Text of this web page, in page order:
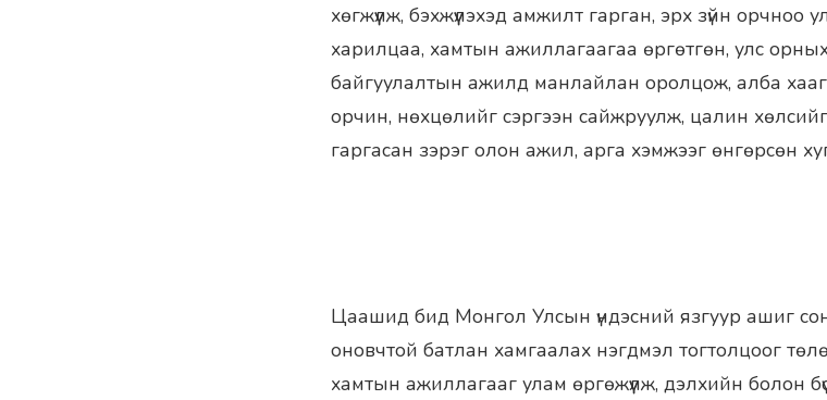
хөгжүүлж, бэхжүүлэхэд амжилт гарган, эрх зүйн орчноо
харилцаа, хамтын ажиллагаагаа өргөтгөн, улс
байгуулалтын ажилд манлайлан оролцож, алба
орчин, нөхцөлийг сэргээн сайжруулж, цалин
гаргасан зэрэг олон ажил, арга хэмжээг өнгөрсөн
Цаашид бид Монгол Улсын үндэсний язгуур ашиг
оновчтой батлан хамгаалах нэгдмэл тогтолцоог
хамтын ажиллагааг улам өргөжүүлж, дэлхийн болон